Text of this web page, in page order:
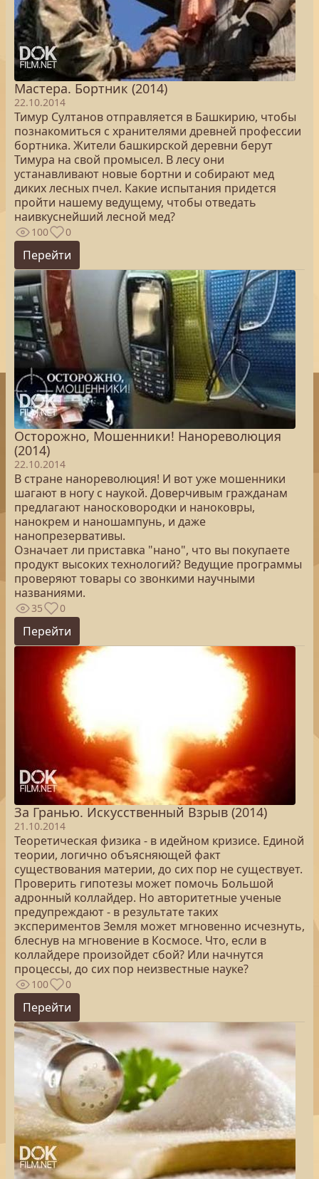
Мастера. Бортник (2014)
22.10.2014
Тимур Султанов отправляется в Башкирию, чтобы
познакомиться с хранителями древней профессии
бортника. Жители башкирской деревни берут
Тимура на свой промысел. В лесу они
устанавливают новые бортни и собирают мед
диких лесных пчел. Какие испытания придется
пройти нашему ведущему, чтобы отведать
наивкуснейший лесной мед?
100 0
Перейти
Осторожно, Мошенники! Нанореволюция
(2014)
22.10.2014
В стране нанореволюция! И вот уже мошенники
шагают в ногу с наукой. Доверчивым гражданам
предлагают наносковородки и наноковры,
нанокрем и наношампунь, и даже
нанопрезервативы.
Означает ли приставка "нано", что вы покупаете
продукт высоких технологий? Ведущие программы
проверяют товары со звонкими научными
названиями.
35 0
Перейти
За Гранью. Искусственный Взрыв (2014)
21.10.2014
Теоретическая физика - в идейном кризисе. Единой
теории, логично объясняющей факт
существования материи, до сих пор не существует.
Проверить гипотезы может помочь Большой
адронный коллайдер. Но авторитетные ученые
предупреждают - в результате таких
экспериментов Земля может мгновенно исчезнуть,
блеснув на мгновение в Космосе. Что, если в
коллайдере произойдет сбой? Или начнутся
процессы, до сих пор неизвестные науке?
100 0
Перейти